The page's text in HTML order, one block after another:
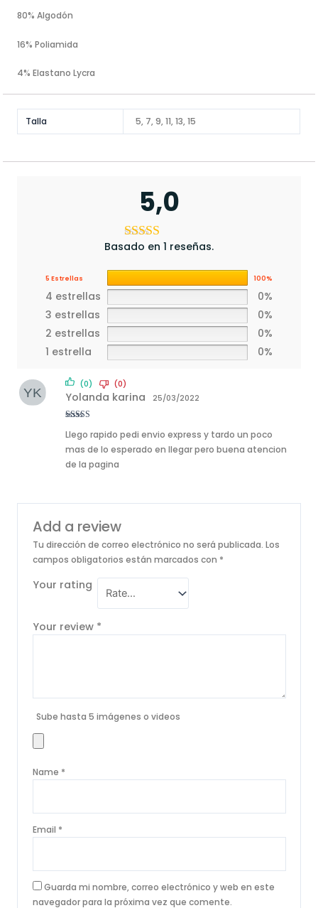
80% Algodón
16% Poliamida
4% Elastano Lycra
Talla 5, 7, 9, 11, 13, 15
5,0
Basado en 1 reseñas.
5 Estrellas 100%
4 estrellas
0%
3 estrellas
0%
2 estrellas
0%
1 estrella
0%
of 5
Yolanda karina 25/03/2022
Llego rapido pedi envio express y tardo un poco
mas de lo esperado en llegar pero buena atencion
de la pagina
(0) (0)
Add a review
Tu dirección de correo electrónico no será publicada. Los
campos obligatorios están marcados con *
Your rating
Your review *
Sube hasta 5 imágenes o videos
Name *
Email *
Guarda mi nombre, correo electrónico y web en este
navegador para la próxima vez que comente.